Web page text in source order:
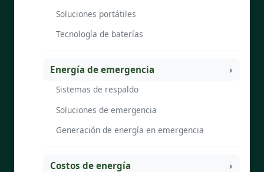
Soluciones portátiles
Tecnología de baterías
Energía de emergencia
Sistemas de respaldo
Soluciones de emergencia
Generación de energía en emergencia
Costos de energía